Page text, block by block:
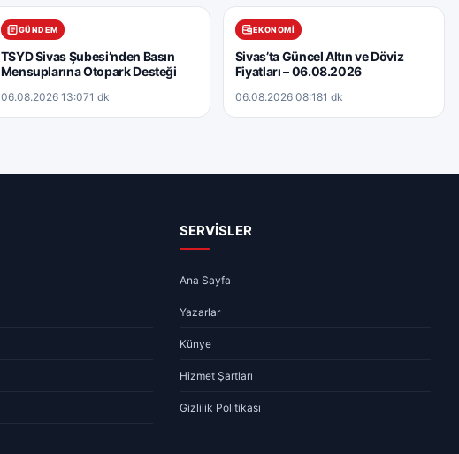
GÜNDEM
TSYD Sivas Şubesi’nden Basın
Mensuplarına Otopark Desteği
06.08.2026 13:071 dk
EKONOMI
Sivas’ta Güncel Altın ve Döviz
Fiyatları – 06.08.2026
06.08.2026 08:181 dk
SERVİSLER
Ana Sayfa
Yazarlar
Künye
Hizmet Şartları
Gizlilik Politikası